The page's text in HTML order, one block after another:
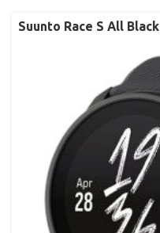
Suunto Race S All Black